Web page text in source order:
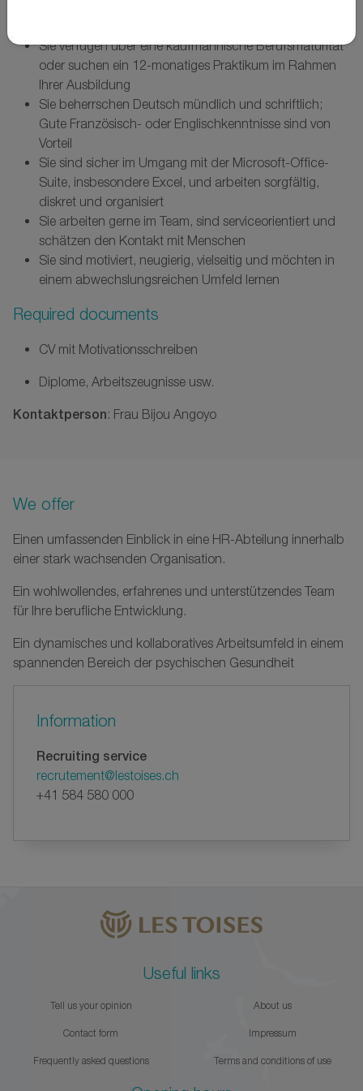
Sie verfügen über eine kaufmännische Berufsmaturität
oder suchen ein 12-monatiges Praktikum im Rahmen
Ihrer Ausbildung
Sie beherrschen Deutsch mündlich und schriftlich;
Gute Französisch- oder Englischkenntnisse sind von
Vorteil
Sie sind sicher im Umgang mit der Microsoft-Office-
Suite, insbesondere Excel, und arbeiten sorgfältig,
diskret und organisiert
Sie arbeiten gerne im Team, sind serviceorientiert und
schätzen den Kontakt mit Menschen
Sie sind motiviert, neugierig, vielseitig und möchten in
einem abwechslungsreichen Umfeld lernen
Required documents
CV mit Motivationsschreiben
Diplome, Arbeitszeugnisse usw.
Kontaktperson: Frau Bijou Angoyo
We offer
Einen umfassenden Einblick in eine HR-Abteilung innerhalb
einer stark wachsenden Organisation.
Ein wohlwollendes, erfahrenes und unterstützendes Team
für Ihre berufliche Entwicklung.
Ein dynamisches und kollaboratives Arbeitsumfeld in einem
spannenden Bereich der psychischen Gesundheit
Information
Recruiting service
recrutement@lestoises.ch
+41 584 580 000
Useful links
Tell us your opinion
Contact form
Frequently asked questions
About us
Impressum
Terms and conditions of use